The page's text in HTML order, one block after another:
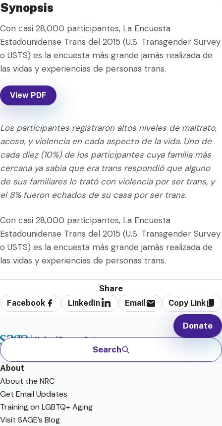
Synopsis
Con casi 28,000 participantes, La Encuesta
Estadounidense Trans del 2015 (U.S. Transgender Survey
o USTS) es la encuesta más grande jamás realizada de
las vidas y experiencias de personas trans.
View PDF
Los participantes registraron altos niveles de maltrato,
acoso, y violencia en cada aspecto de la vida. Uno de
cada diez (10%) de los participantes cuya familia más
cercana ya sabía que era trans respondió que alguno
de sus familiares lo trató con violencia por ser trans, y
el 8% fueron echados de su casa por ser trans.
Con casi 28,000 participantes, La Encuesta
Estadounidense Trans del 2015 (U.S. Transgender Survey
o USTS) es la encuesta más grande jamás realizada de
las vidas y experiencias de personas trans.
Share
Facebook LinkedIn Email Copy Link
Search
Donate
About
About the NRC
Get Email Updates
Training on LGBTQ+ Aging
Visit SAGE’s Blog